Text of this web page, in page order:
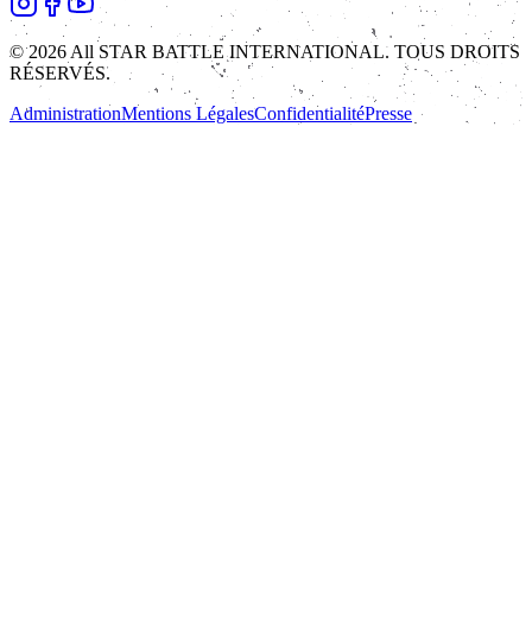
© 2026 All STAR BATTLE INTERNATIONAL. TOUS DROITS
RÉSERVÉS.
AdministrationMentions LégalesConfidentialitéPresse